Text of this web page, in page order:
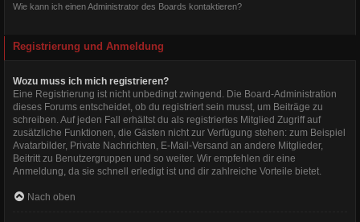
Wie kann ich einen Administrator des Boards kontaktieren?
Registrierung und Anmeldung
Wozu muss ich mich registrieren?
Eine Registrierung ist nicht unbedingt zwingend. Die Board-Administration
dieses Forums entscheidet, ob du registriert sein musst, um Beiträge zu
schreiben. Auf jeden Fall erhältst du als registriertes Mitglied Zugriff auf
zusätzliche Funktionen, die Gästen nicht zur Verfügung stehen: zum Beispiel
Avatarbilder, Private Nachrichten, E-Mail-Versand an andere Mitglieder,
Beitritt zu Benutzergruppen und so weiter. Wir empfehlen dir eine
Anmeldung, da sie schnell erledigt ist und dir zahlreiche Vorteile bietet.
Nach oben